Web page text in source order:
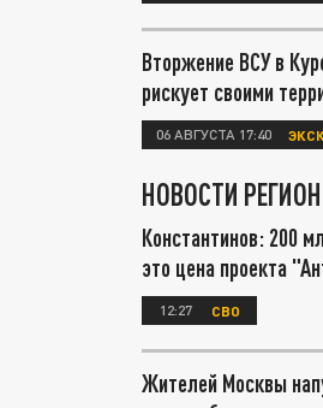
Вторжение ВСУ в
рискует своими
06 АВГУСТА 17:40
НОВОСТИ
Константинов: 200
это цена проекта
12:27 СВО
Жителей Москвы